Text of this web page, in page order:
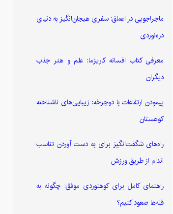
ماجراجویی در اعماق: سفری هیجان‌انگیز به دنیای
دره‌نوردی
معرفی کتاب افسانه کاریزما: علم و هنر جذب
دیگران
پیمودن ارتفاعات با دوچرخه: زیبایی‌های ناشناخته
کوهستان
راه‌های شگفت‌انگیز برای به دست آوردن تناسب
اندام از طریق ورزش
راهنمای کامل برای کوهنوردی موفق: چگونه به
قله‌ها صعود کنیم؟